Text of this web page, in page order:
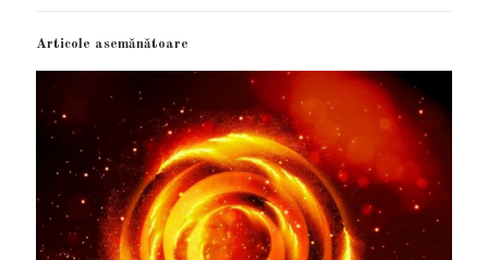
Articole asemănătoare